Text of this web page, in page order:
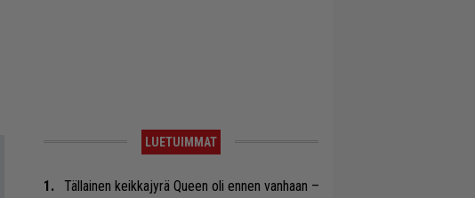
LUETUIMMAT
Tällainen keikkajyrä Queen oli ennen vanhaan –